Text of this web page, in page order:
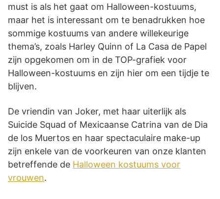
must is als het gaat om Halloween-kostuums,
maar het is interessant om te benadrukken hoe
sommige kostuums van andere willekeurige
thema’s, zoals Harley Quinn of La Casa de Papel
zijn opgekomen om in de TOP-grafiek voor
Halloween-kostuums en zijn hier om een tijdje te
blijven.
De vriendin van Joker, met haar uiterlijk als
Suicide Squad of Mexicaanse Catrina van de Dia
de los Muertos en haar spectaculaire make-up
zijn enkele van de voorkeuren van onze klanten
betreffende de Halloween kostuums voor
vrouwen.